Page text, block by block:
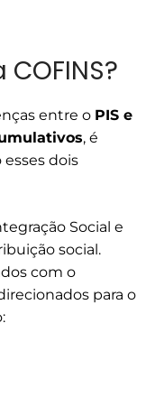
entre o PIS e
, é
dois
Social e
social.
com o
para o